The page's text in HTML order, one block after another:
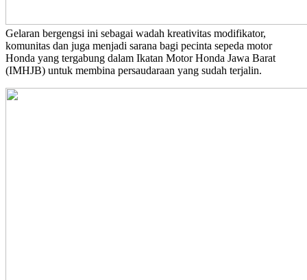
Gelaran bergengsi ini sebagai wadah kreativitas modifikator,
komunitas dan juga menjadi sarana bagi pecinta sepeda motor
Honda yang tergabung dalam Ikatan Motor Honda Jawa Barat
(IMHJB) untuk membina persaudaraan yang sudah terjalin.